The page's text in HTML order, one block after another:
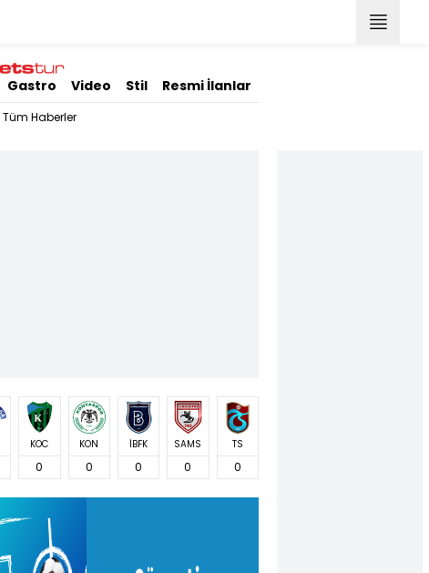
Gastro Video Stil Resmi İlanlar
Tüm Haberler
KOC
0
KON
0
İBFK
0
SAMS
0
TS
0